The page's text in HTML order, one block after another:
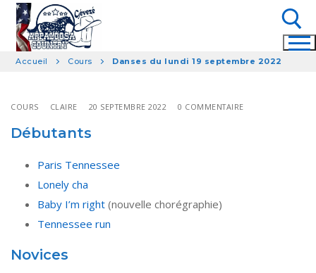
Aller
contenu
Accueil Cours Danses du lundi 19 septembre 2022
COURS CLAIRE 20 SEPTEMBRE 2022 0 COMMENTAIRE
Débutants
Paris Tennessee
Lonely cha
Baby I’m right (nouvelle chorégraphie)
Tennessee run
Novices